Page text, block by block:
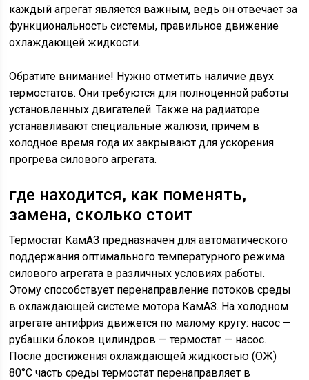
каждый агрегат является важным, ведь он отвечает за
функциональность системы, правильное движение
охлаждающей жидкости.
Обратите внимание! Нужно отметить наличие двух
термостатов. Они требуются для полноценной работы
установленных двигателей. Также на радиаторе
устанавливают специальные жалюзи, причем в
холодное время года их закрывают для ускорения
прогрева силового агрегата.
где находится, как поменять,
замена, сколько стоит
Термостат КамАЗ предназначен для автоматического
поддержания оптимального температурного режима
силового агрегата в различных условиях работы.
Этому способствует перенаправление потоков среды
в охлаждающей системе мотора КамАЗ. На холодном
агрегате антифриз движется по малому кругу: насос —
рубашки блоков цилиндров — термостат — насос.
После достижения охлаждающей жидкостью (ОЖ)
80°С часть среды термостат перенаправляет в